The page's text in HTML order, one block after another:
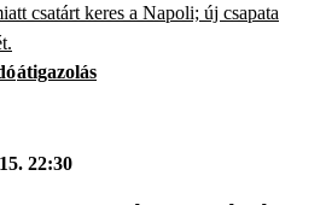
csatárt keres a Napoli; új csapata
átigazolás
22:30